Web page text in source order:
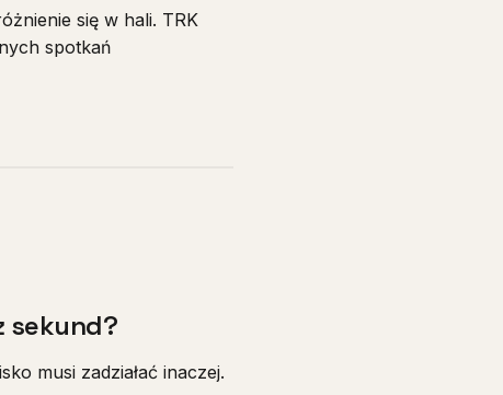
się w hali. TRK
spotkań
sekund?
musi zadziałać inaczej.